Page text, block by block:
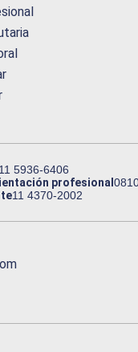
5936-6406
profesional
11 4370-2002